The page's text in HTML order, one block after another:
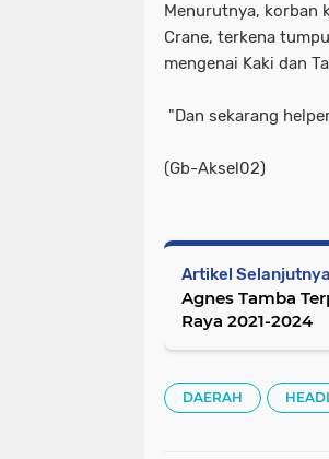
Menurutnya, korban
Crane, terkena
mengenai Kaki dan
"Dan sekarang
(Gb-Aksel02)
Artikel Selanjutnya
Agnes Tamba
Raya 2021-2024
DAERAH